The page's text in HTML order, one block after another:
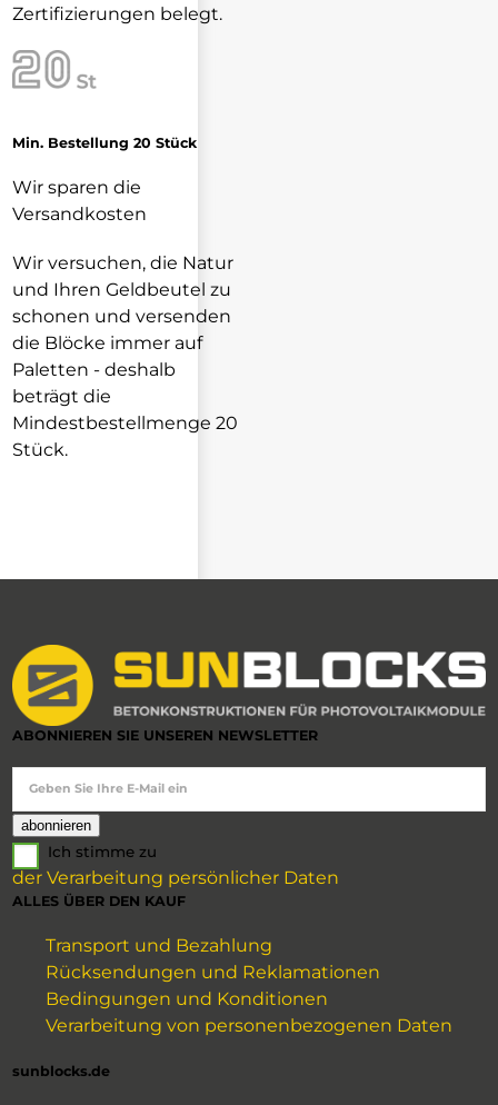
Zertifizierungen belegt.
Min. Bestellung 20 Stück
Wir sparen die
Versandkosten
Wir versuchen, die Natur
und Ihren Geldbeutel zu
schonen und versenden
die Blöcke immer auf
Paletten - deshalb
beträgt die
Mindestbestellmenge 20
Stück.
ABONNIEREN SIE UNSEREN NEWSLETTER
Geben Sie Ihre E-Mail ein
Ich stimme zu
der Verarbeitung persönlicher Daten
ALLES ÜBER DEN KAUF
Transport und Bezahlung
Rücksendungen und Reklamationen
Bedingungen und Konditionen
Verarbeitung von personenbezogenen Daten
sunblocks.de